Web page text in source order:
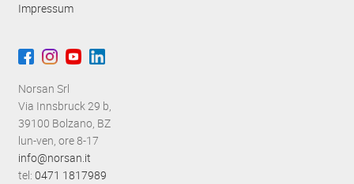
Impressum
Norsan Srl
Via Innsbruck 29 b,
39100 Bolzano, BZ
lun-ven, ore 8-17
info@norsan.it
tel: 0471 1817989